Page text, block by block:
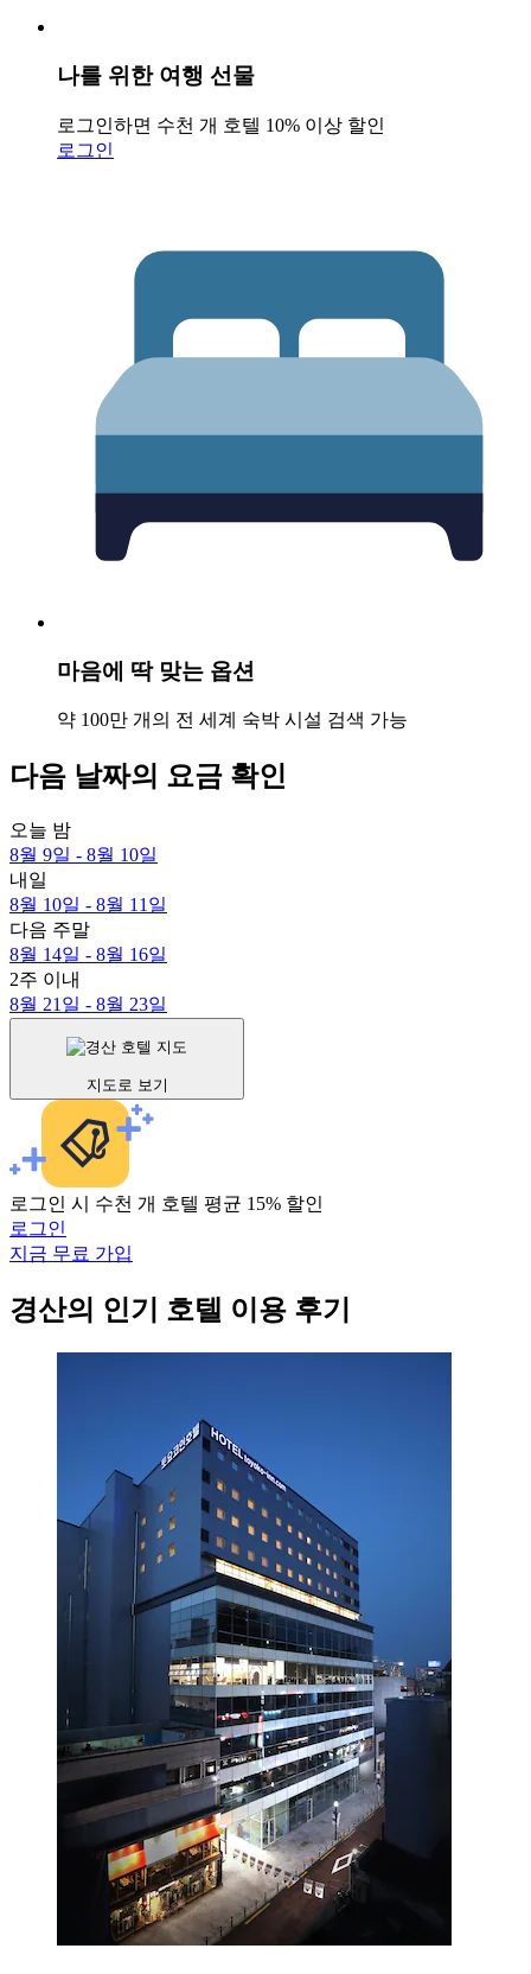
나를 위한 여행 선물
로그인하면 수천 개 호텔 10% 이상 할인
로그인
마음에 딱 맞는 옵션
약 100만 개의 전 세계 숙박 시설 검색 가능
다음 날짜의 요금 확인
오늘 밤
8월 9일 - 8월 10일
내일
8월 10일 - 8월 11일
다음 주말
8월 14일 - 8월 16일
2주 이내
8월 21일 - 8월 23일
지도로 보기
로그인 시 수천 개 호텔 평균 15% 할인
로그인
지금 무료 가입
경산의 인기 호텔 이용 후기